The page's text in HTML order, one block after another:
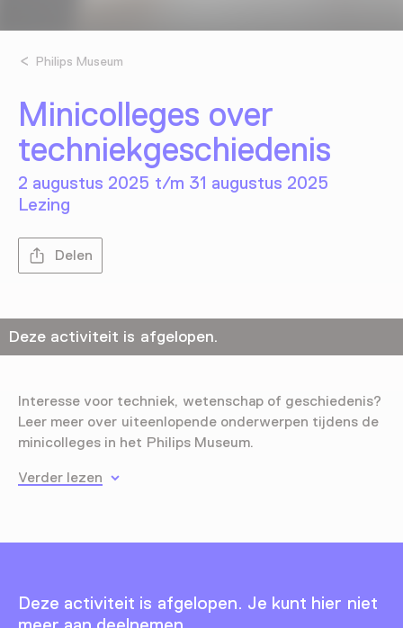
Philips Museum
Minicolleges over
techniekgeschiedenis
2 augustus 2025 t/m 31 augustus 2025
Lezing
Delen
Deze activiteit is afgelopen.
Interesse voor techniek, wetenschap of geschiedenis?
Leer meer over uiteenlopende onderwerpen tijdens de
minicolleges in het Philips Museum.
Verder lezen
Deze activiteit is afgelopen. Je kunt hier niet